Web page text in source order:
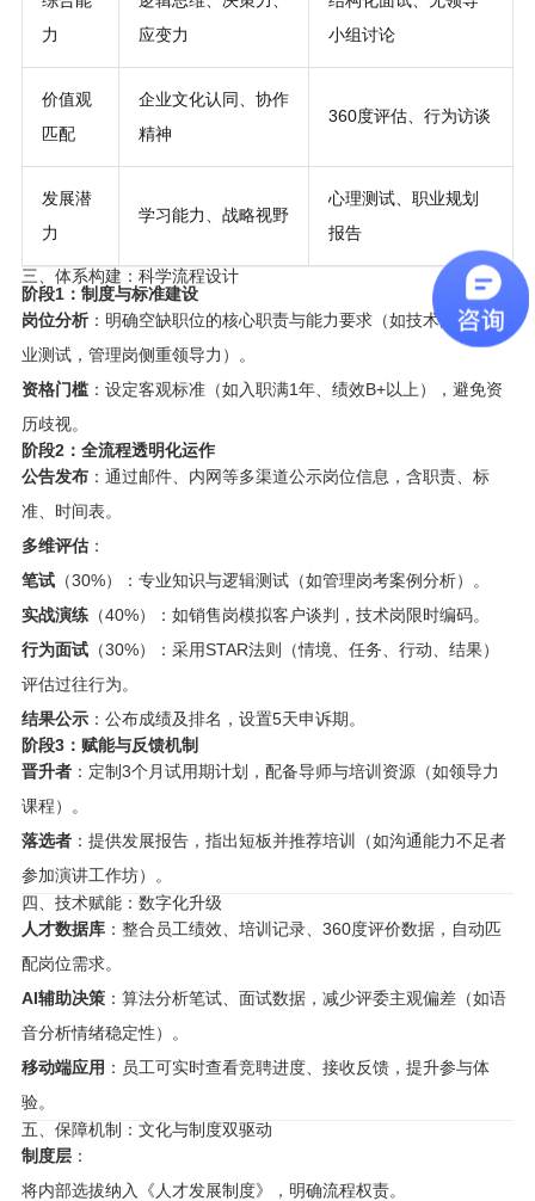
力
应变力
小组讨论
价值观
匹配
企业文化认同、协作
精神
360度评估、行为访谈
发展潜
力
学习能力、战略视野
心理测试、职业规划
报告
三、体系构建：科学流程设计
阶段1：制度与标准建设
岗位分析：明确空缺职位的核心职责与能力要求（如技术岗侧重专
业测试，管理岗侧重领导力）。
资格门槛：设定客观标准（如入职满1年、绩效B+以上），避免资
历歧视。
阶段2：全流程透明化运作
公告发布：通过邮件、内网等多渠道公示岗位信息，含职责、标
准、时间表。
多维评估：
笔试（30%）：专业知识与逻辑测试（如管理岗考案例分析）。
实战演练（40%）：如销售岗模拟客户谈判，技术岗限时编码。
行为面试（30%）：采用STAR法则（情境、任务、行动、结果）
评估过往行为。
结果公示：公布成绩及排名，设置5天申诉期。
阶段3：赋能与反馈机制
晋升者：定制3个月试用期计划，配备导师与培训资源（如领导力
课程）。
落选者：提供发展报告，指出短板并推荐培训（如沟通能力不足者
参加演讲工作坊）。
四、技术赋能：数字化升级
人才数据库：整合员工绩效、培训记录、360度评价数据，自动匹
配岗位需求。
AI辅助决策：算法分析笔试、面试数据，减少评委主观偏差（如语
音分析情绪稳定性）。
移动端应用 ：员工可实时查看竞聘进度、接收反馈，提升参与体
验。
五、保障机制：文化与制度双驱动
制度层：
将内部选拔纳入《人才发展制度》，明确流程权责。